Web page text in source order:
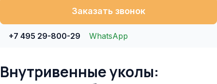
Заказать звонок
+7 495 29-800-29 WhatsApp
Внутривенные уколы: